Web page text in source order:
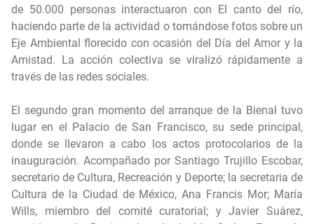
de 50.000 personas interactuaron con El canto del río,
haciendo parte de la actividad o tomándose fotos sobre un
Eje Ambiental florecido con ocasión del Día del Amor y la
Amistad. La acción colectiva se viralizó rápidamente a
través de las redes sociales.
El segundo gran momento del arranque de la Bienal tuvo
lugar en el Palacio de San Francisco, su sede principal,
donde se llevaron a cabo los actos protocolarios de la
inauguración. Acompañado por Santiago Trujillo Escobar,
secretario de Cultura, Recreación y Deporte; la secretaria de
Cultura de la Ciudad de México, Ana Francis Mor; María
Wills, miembro del comité curatorial; y Javier Suárez,